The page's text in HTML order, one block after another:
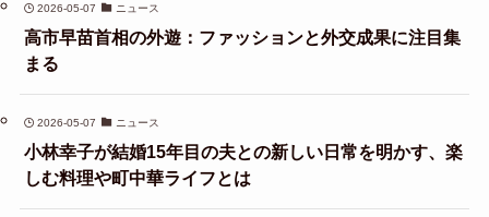
2026-05-07 ニュース
高市早苗首相の外遊：ファッションと外交成果に注目集
まる
2026-05-07 ニュース
小林幸子が結婚15年目の夫との新しい日常を明かす、楽
しむ料理や町中華ライフとは